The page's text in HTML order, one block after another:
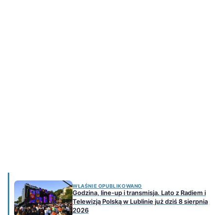
WŁAŚNIE OPUBLIKOWANO
Godzina, line-up i transmisja. Lato z Radiem i
Telewizją Polską w Lublinie już dziś 8 sierpnia
2026